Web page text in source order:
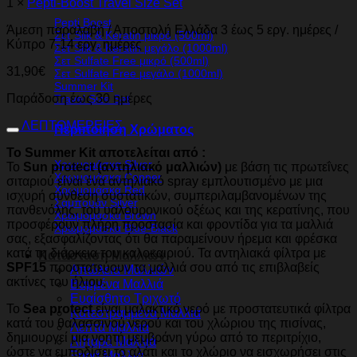
Pepti Boost
Σετ Silk & Keratin μικρό (500ml)
Σετ Silk & Keratin μεγάλο (1000ml)
Σετ Sulfate Free μικρό (500ml)
Σετ Sulfate Free μεγάλο (1000ml)
Summer Kit
Travel Size Set
Περιποίηση Χρώματος
Χρωμομάσκα Silver
Χρωμομάσκα Copper
Χρωμομάσκα Red
Σαμπουάν Silver
Χρωμομάσκα Brown
Χρωμομάσκα Blue-Black
Κατάσταση Μαλλιών
Απώλεια Μαλλιών
Βαμμένα Μαλλιά
Ευαίσθητο Τριχωτό
Κατεστραμμένα Μαλλιά
Λεπτά Μαλλιά
Λιπαρά Μαλλιά
Άμεση παραλαβή / Αποστολή Ελλάδα 3 έως 5 εργ. ημέρες /
Κύπρο 7-14 εργ. ημέρες
31,90€
Παράδοση έως 30 ημέρες
ΛΕΠΤΟΜΕΡΕΙΕΣ
Το Summer Kit αποτελείται από :
Το Sun protect (αντηλιακό μαλλιών) με βάση τις πρωτεΐνες
σιταριού είναι ένα αντηλιακό spray εμπλουτισμένο με μια
ισχυρή σύνθεση συστατικών, συμπεριλαμβανομένων της
πανθενόλης, του υαλουρονικού οξέως και της κερατίνης, που
προσφέρουν πλήρη προστασία και φροντίδα για τα μαλλιά
σας, εξασφαλίζοντας ότι θα παραμείνουν ήρεμα και φρέσκα
κατά τη διάρκεια του καλοκαιριού. Τα αντηλιακά φίλτρα με
SPF15 προστατεύουν τα μαλλιά σου από τις επιβλαβείς
ακτίνες του ήλιου.
Το Sea protectείναι μαλακτικό νερό με προστατευτικά φίλτρα
κατά του θαλασσινού νερού και του χλώριου της πισίνας,
δημιουργεί μια νοητή μεμβράνη γύρω από το περιτρίχιο,
ώστε να εμποδίσει το αλάτι και το χλώριο να εισχωρήσει στις